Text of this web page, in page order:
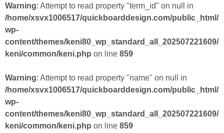
Warning: Attempt to read property "term_id" on null in
/home/xsvx1006517/quickboarddesign.com/public_html/
wp-
content/themes/keni80_wp_standard_all_202507221609/
keni/common/keni.php on line 859
Warning: Attempt to read property "name" on null in
/home/xsvx1006517/quickboarddesign.com/public_html/
wp-
content/themes/keni80_wp_standard_all_202507221609/
keni/common/keni.php on line 859